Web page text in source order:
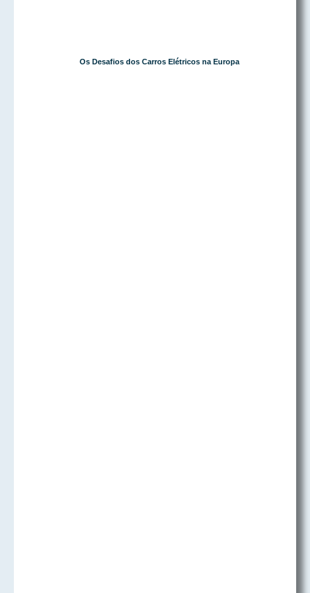
Os Desafios dos Carros Elétricos na Europa